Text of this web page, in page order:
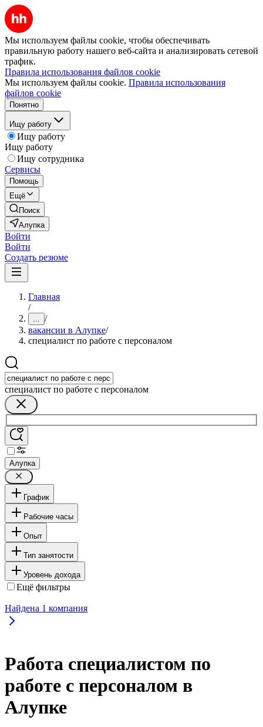
Мы используем файлы cookie, чтобы обеспечивать
правильную работу нашего веб-сайта и анализировать сетевой
трафик.
Правила использования файлов cookie
Мы используем файлы cookie. Правила использования
файлов cookie
Понятно
Ищу работу
Ищу работу
Ищу работу
Ищу сотрудника
Сервисы
Помощь
Ещё
Поиск
Алупка
Войти
Войти
Создать резюме
Главная
/
... /
вакансии в Алупке/
специалист по работе с персоналом
специалист по работе с персоналом
Алупка
График
Рабочие часы
Опыт
Тип занятости
Уровень дохода
Ещё фильтры
Найдена 1 компания
Работа специалистом по
работе с персоналом в
Алупке